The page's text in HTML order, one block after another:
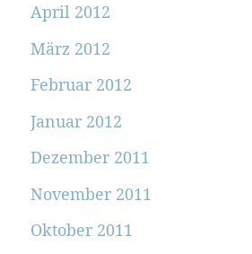
April 2012
März 2012
Februar 2012
Januar 2012
Dezember 2011
November 2011
Oktober 2011